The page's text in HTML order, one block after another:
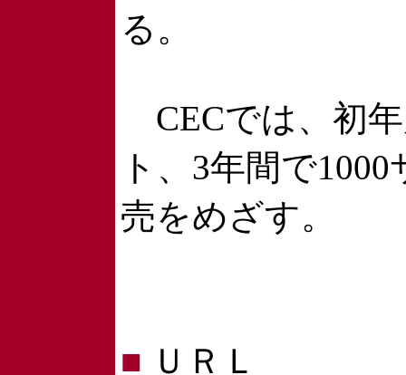
る。
CECでは、初
ト、3年間で
売をめざす。
■ ＵＲＬ